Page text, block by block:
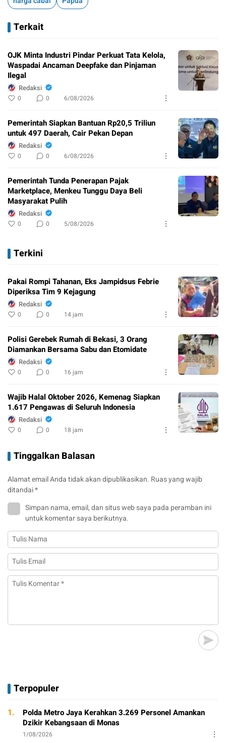
Terkait
OJK Minta Industri Pindar Perkuat Tata Kelola,
Waspadai Ancaman Deepfake dan Pinjaman
Ilegal
Redaksi
0 0 6/08/2026
Pemerintah Siapkan Bantuan Rp20,5 Triliun
untuk 497 Daerah, Cair Pekan Depan
Redaksi
0 0 6/08/2026
Pemerintah Tunda Penerapan Pajak
Marketplace, Menkeu Tunggu Daya Beli
Masyarakat Pulih
Redaksi
0 0 5/08/2026
Terkini
Pakai Rompi Tahanan, Eks Jampidsus Febrie
Diperiksa Tim 9 Kejagung
Redaksi
0 0 14 jam
Polisi Gerebek Rumah di Bekasi, 3 Orang
Diamankan Bersama Sabu dan Etomidate
Redaksi
0 0 16 jam
Wajib Halal Oktober 2026, Kemenag Siapkan
1.617 Pengawas di Seluruh Indonesia
Redaksi
0 0 18 jam
Tinggalkan Balasan
Alamat email Anda tidak akan dipublikasikan. Ruas yang wajib
ditandai*
Simpan nama, email, dan situs web saya pada peramban ini
untuk komentar saya berikutnya.
Terpopuler
1.
Polda Metro Jaya Kerahkan 3.269 Personel Amankan
Dzikir Kebangsaan di Monas
1/08/2026